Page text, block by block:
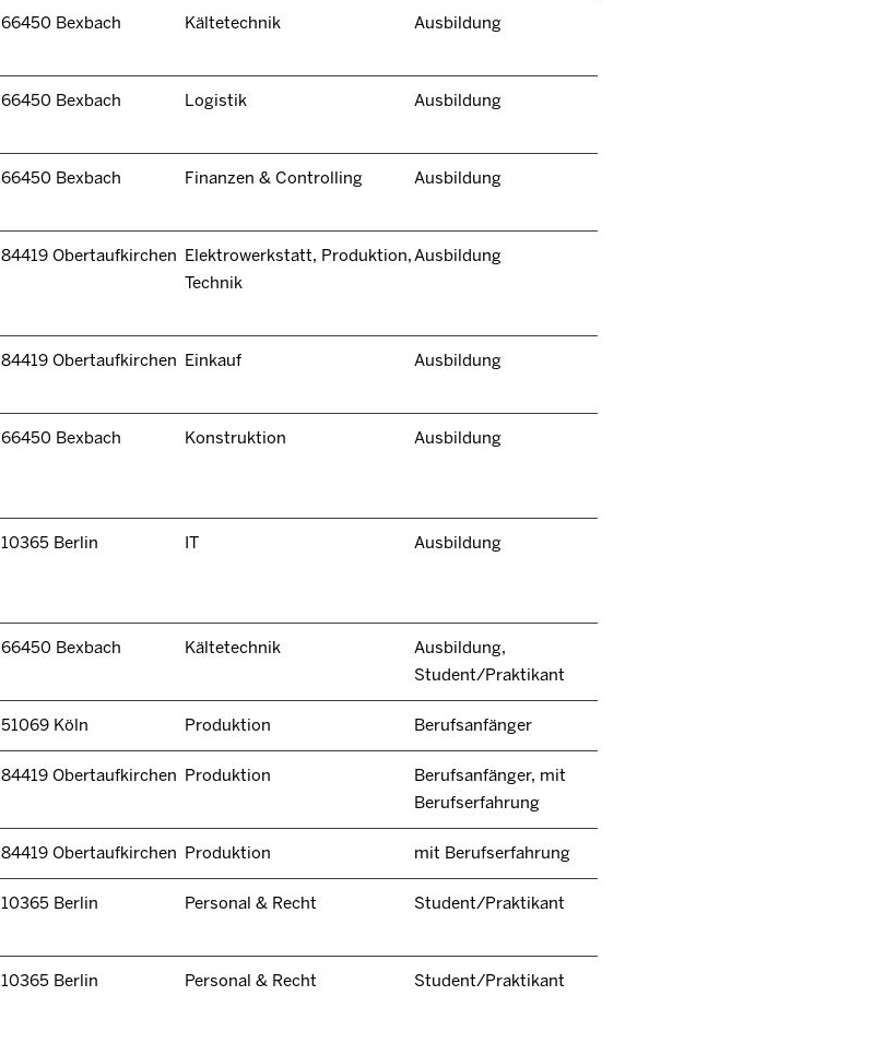
66450 Bexbach Kältetechnik Ausbildung
66450 Bexbach Logistik Ausbildung
66450 Bexbach Finanzen & Controlling Ausbildung
84419 Obertaufkirchen Elektrowerkstatt, Produktion,
Technik
Ausbildung
84419 Obertaufkirchen Einkauf Ausbildung
66450 Bexbach Konstruktion Ausbildung
10365 Berlin IT Ausbildung
66450 Bexbach Kältetechnik
Ausbildung,
Student/Praktikant
51069 Köln Produktion Berufsanfänger
84419 Obertaufkirchen Produktion
Berufsanfänger, mit
Berufserfahrung
84419 Obertaufkirchen Produktion mit Berufserfahrung
10365 Berlin Personal & Recht Student/Praktikant
10365 Berlin Personal & Recht Student/Praktikant